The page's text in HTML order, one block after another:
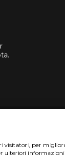
visitatori, per
ulteriori